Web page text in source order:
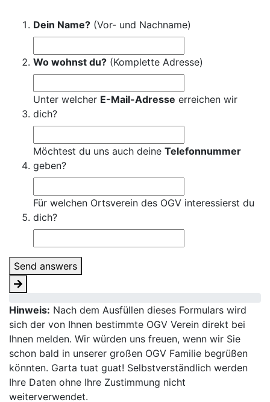
Dein Name? (Vor- und Nachname)
Wo wohnst du? (Komplette Adresse)
Unter welcher E-Mail-Adresse erreichen wir
dich?
Möchtest du uns auch deine Telefonnummer
geben?
Für welchen Ortsverein des OGV interessierst du
dich?
Send answers
Hinweis: Nach dem Ausfüllen dieses Formulars wird
sich der von Ihnen bestimmte OGV Verein direkt bei
Ihnen melden. Wir würden uns freuen, wenn wir Sie
schon bald in unserer großen OGV Familie begrüßen
könnten. Garta tuat guat! Selbstverständlich werden
Ihre Daten ohne Ihre Zustimmung nicht
weiterverwendet.